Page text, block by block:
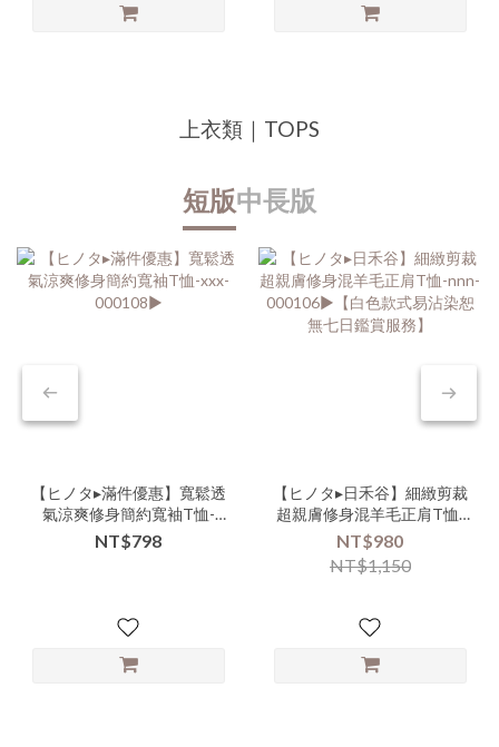
上衣類｜TOPS
短版中長版
【ヒノタ▸滿件優惠】寬鬆透
氣涼爽修身簡約寬袖T恤-
xxx-000108▶
NT$798
【ヒノタ▸日禾谷】細緻剪裁
超親膚修身混羊毛正肩T恤-
nnn-000106▶【白色款式易
沾染恕無七日鑑賞服務】
NT$980
NT$1,150